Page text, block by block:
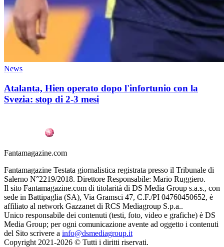
News
Atalanta, Hien operato dopo l'infortunio con la
Svezia: stop di 2-3 mesi
Fantamagazine.com
Fantamagazine Testata giornalistica registrata presso il Tribunale di
Salerno N°2219/2018. Direttore Responsabile: Mario Ruggiero.
Il sito Fantamagazine.com di titolarità di DS Media Group s.a.s., con
sede in Battipaglia (SA), Via Gramsci 47, C.F./PI 04760450652, è
affiliato al network Gazzanet di RCS Mediagroup S.p.a..
Unico responsabile dei contenuti (testi, foto, video e grafiche) è DS
Media Group; per ogni comunicazione avente ad oggetto i contenuti
del Sito scrivere a info@dsmediagroup.it
Copyright 2021-2026 © Tutti i diritti riservati.